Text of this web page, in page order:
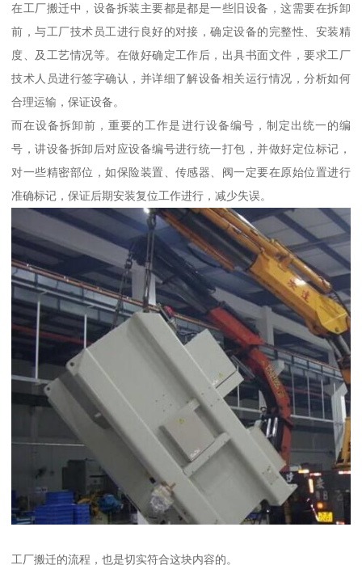
在工厂搬迁中，设备拆装主要都是都是一些旧设备，这需要在拆卸
前，与工厂技术员工进行良好的对接，确定设备的完整性、安装精
度、及工艺情况等。在做好确定工作后，出具书面文件，要求工厂
技术人员进行签字确认，并详细了解设备相关运行情况，分析如何
合理运输，保证设备。
而在设备拆卸前，重要的工作是进行设备编号，制定出统一的编
号，讲设备拆卸后对应设备编号进行统一打包，并做好定位标记，
对一些精密部位，如保险装置、传感器、阀一定要在原始位置进行
准确标记，保证后期安装复位工作进行，减少失误。
工厂搬迁的流程，也是切实符合这块内容的。